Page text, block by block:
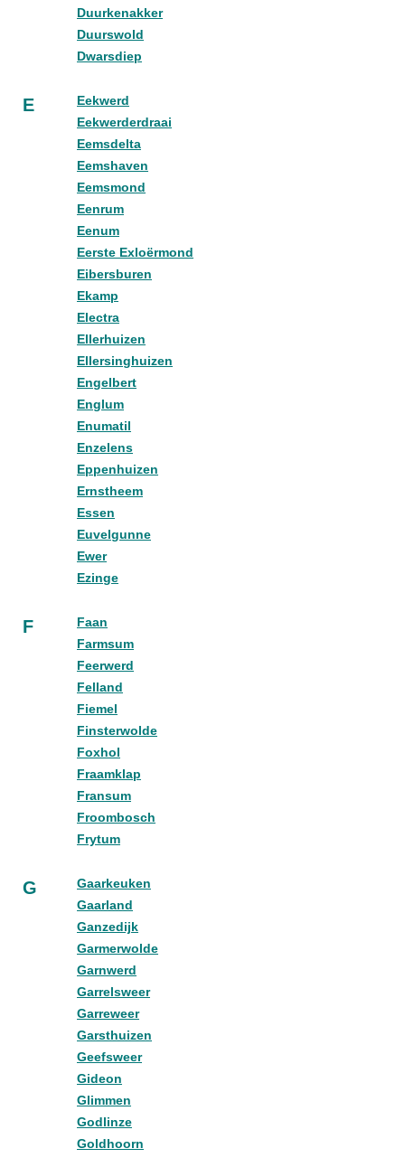
Duurkenakker
Duurswold
Dwarsdiep
E
Eekwerd
Eekwerderdraai
Eemsdelta
Eemshaven
Eemsmond
Eenrum
Eenum
Eerste Exloërmond
Eibersburen
Ekamp
Electra
Ellerhuizen
Ellersinghuizen
Engelbert
Englum
Enumatil
Enzelens
Eppenhuizen
Ernstheem
Essen
Euvelgunne
Ewer
Ezinge
F
Faan
Farmsum
Feerwerd
Felland
Fiemel
Finsterwolde
Foxhol
Fraamklap
Fransum
Froombosch
Frytum
G
Gaarkeuken
Gaarland
Ganzedijk
Garmerwolde
Garnwerd
Garrelsweer
Garreweer
Garsthuizen
Geefsweer
Gideon
Glimmen
Godlinze
Goldhoorn